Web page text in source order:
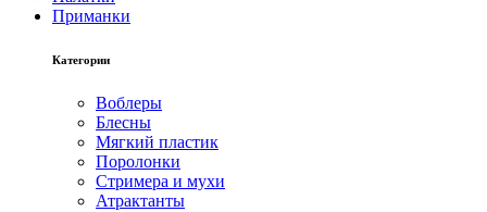
Приманки
Категории
Воблеры
Блесны
Мягкий пластик
Поролонки
Стримера и мухи
Атрактанты